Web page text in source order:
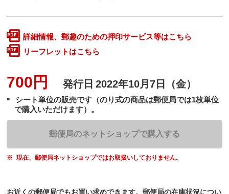
詳細情報、郵趣のための押印サービス等はこちら
リーフレットはこちら
700円 発行日 2022年10月7日（金）
シート単位の販売です（のり式の商品は郵便局では1枚単位
で購入いただけます）。
郵便局のネットショップで購入する
現在、郵便局ネットショップではお取扱いしておりません。
お近くの郵便局でもお買い求めできます。郵便局の在庫状況につい